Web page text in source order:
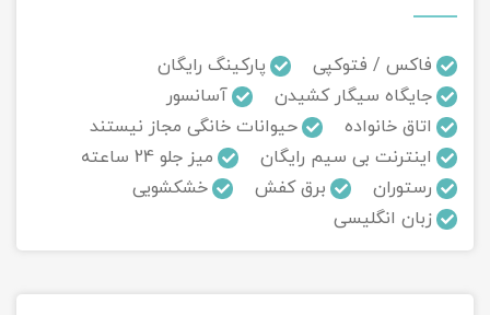
فاکس / فتوکپی
پارکینگ رایگان
جایگاه سیگار کشیدن
آسانسور
اتاق خانواده
حیوانات خانگی مجاز نیستند
اینترنت بی سیم رایگان
میز جلو 24 ساعته
رستوران
برق کفش
خشکشویی
زبان انگلیسی
تور مرداب سراوان
تور گلستان
تور سوباتان
تور چابهار